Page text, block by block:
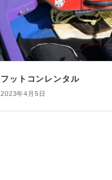
フットコンレンタル
2023年4月5日